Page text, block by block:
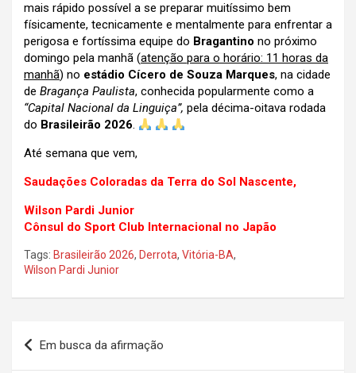
mais rápido possível a se preparar muitíssimo bem
físicamente, tecnicamente e mentalmente para enfrentar a
perigosa e fortíssima equipe do Bragantino no próximo
domingo pela manhã (atenção para o horário: 11 horas da
manhã) no estádio Cícero de Souza Marques, na cidade
de Bragança Paulista, conhecida popularmente como a
“Capital Nacional da Linguiça”, pela décima-oitava rodada
do Brasileirão 2026.
Até semana que vem,
Saudações Coloradas da Terra do Sol Nascente,
Wilson Pardi Junior
Cônsul do Sport Club Internacional no Japão
Tags: Brasileirão 2026, Derrota, Vitória-BA,
Wilson Pardi Junior
Navegação
de
Em busca da afirmação